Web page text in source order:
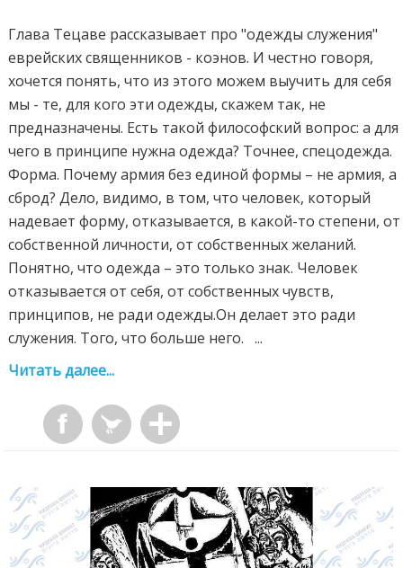
Глава Тецаве рассказывает про "одежды служения"
еврейских священников - коэнов. И честно говоря,
хочется понять, что из этого можем выучить для себя
мы - те, для кого эти одежды, скажем так, не
предназначены. Есть такой философский вопрос: а для
чего в принципе нужна одежда? Точнее, спецодежда.
Форма. Почему армия без единой формы – не армия, а
сброд? Дело, видимо, в том, что человек, который
надевает форму, отказывается, в какой-то степени, от
собственной личности, от собственных желаний.
Понятно, что одежда – это только знак. Человек
отказывается от себя, от собственных чувств,
принципов, не ради одежды.Он делает это ради
служения. Того, что больше него. ...
Читать далее...